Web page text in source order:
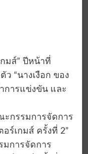
มส์” ปีหน้าที่
ว “นางเงือก ของ
การแข่งขัน และ
ะกรรมการจัดการ
ร์เกมส์ ครั้งที่ 2”
มการจัดการ